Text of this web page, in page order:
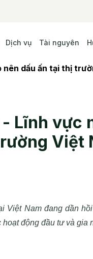
Dịch vụ Tài nguyên
dấu ấn tại thị
Lĩnh vực
Việt
Việt Nam đang dần
động đầu tư và gia